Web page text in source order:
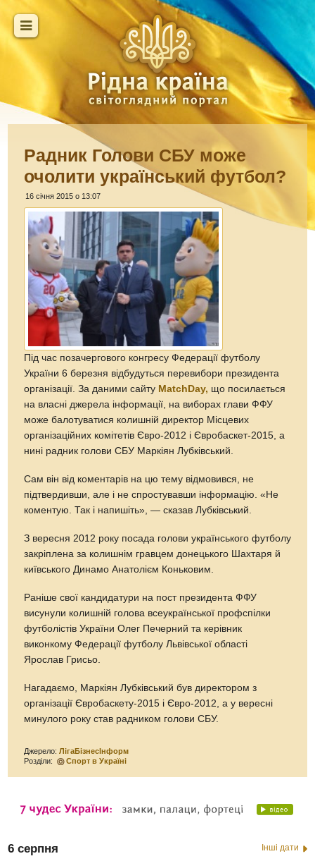
Радник Голови СБУ може
очолити український футбол?
16 січня 2015 о 13:07
Під час позачергового конгресу Федерації футболу
України 6 березня відбудуться перевибори президента
організації. За даними сайту MatchDay, що посилається
на власні джерела інформації, на виборах глави ФФУ
може балотуватися колишній директор Місцевих
організаційних комітетів Євро-2012 і Євробаскет-2015, а
нині радник голови СБУ Маркіян Лубківський.
Сам він від коментарів на цю тему відмовився, не
підтвердивши, але і не спростувавши інформацію. «Не
коментую. Так і напишіть», — сказав Лубківський.
З вересня 2012 року посада голови українського футболу
закріплена за колишнім гравцем донецького Шахтаря й
київського Динамо Анатолієм Коньковим.
Раніше свої кандидатури на пост президента ФФУ
висунули колишній голова всеукраїнської профспілки
футболістів України Олег Печерний та керівник
виконкому Федерації футболу Львівської області
Ярослав Грисьо.
Нагадаємо, Маркіян Лубківський був директором з
організації Євробаскету-2015 і Євро-2012, а у вересні
минулого року став радником голови СБУ.
Джерело:ЛігаБізнесІнформ
Розділи:
Спорт в Україні
6 серпня Інші дати